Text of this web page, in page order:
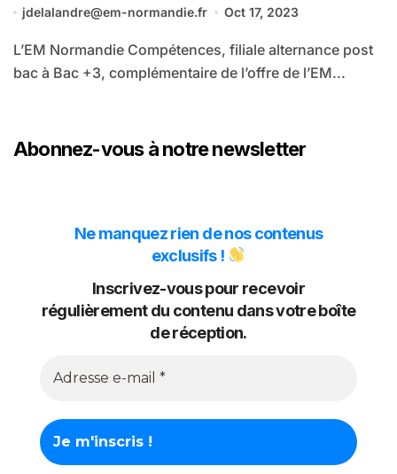
jdelalandre@em-normandie.fr Oct 17, 2023
L’EM Normandie Compétences, filiale alternance post
bac à Bac +3, complémentaire de l’offre de l’EM...
Abonnez-vous à notre newsletter
Ne manquez rien de nos contenus
exclusifs !
Inscrivez-vous pour recevoir
régulièrement du contenu dans votre boîte
de réception.